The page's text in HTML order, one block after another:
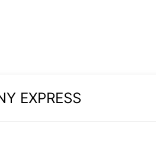
EXPRESS